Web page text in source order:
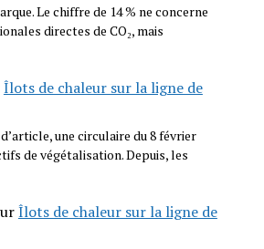
Le chiffre de 14 % ne concerne
directes de CO₂, mais
Îlots de chaleur sur la ligne de
une circulaire du 8 février
de végétalisation. Depuis, les
Îlots de chaleur sur la ligne de